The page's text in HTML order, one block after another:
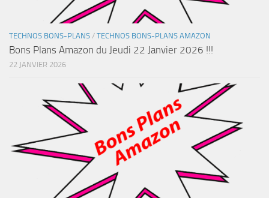
TECHNOS BONS-PLANS / TECHNOS BONS-PLANS AMAZON
Bons Plans Amazon du Jeudi 22 Janvier 2026 !!!
22 JANVIER 2026